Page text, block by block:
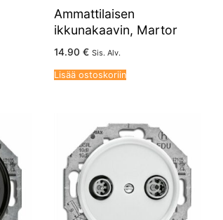
Ammattilaisen
ikkunakaavin, Martor
14.90 € Sis. Alv.
Lisää ostoskoriin